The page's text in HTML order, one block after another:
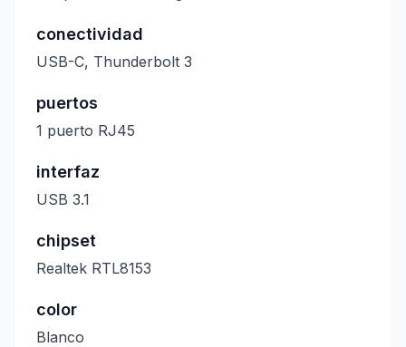
conectividad
USB-C, Thunderbolt 3
puertos
1 puerto RJ45
interfaz
USB 3.1
chipset
Realtek RTL8153
color
Blanco